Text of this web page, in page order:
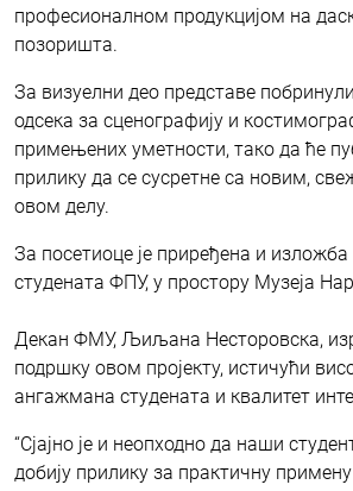
професионалном продукцијом на
позоришта.
За визуелни део представе
одсека за сценографију и
примењених уметности, тако да ће
прилику да се сусретне са новим,
овом делу.
За посетиоце је приређена и
студената ФПУ, у простору Музеја
Декан ФМУ, Љиљана Несторовска,
подршку овом пројекту, истичући
ангажмана студената и квалитет
“Сјајно је и неопходно да наши
добију прилику за практичну